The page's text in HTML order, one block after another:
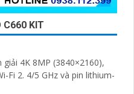
C660 KIT
4K 8MP (3840×2160),
Fi 2. 4/5 GHz và pin lithium-